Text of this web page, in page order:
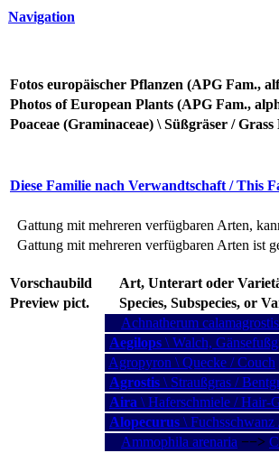
Navigation
Fotos europäischer Pflanzen (APG Fam.,
Photos of European Plants (APG Fam.,
Poaceae (Graminaceae) \ Süßgräser /
Diese Familie nach Verwandtschaft / This
Gattung mit mehreren verfügbaren Arten,
Gattung mit mehreren verfügbaren Arten ist
Vorschaubild Art, Unterart oder
Preview pict.
Species, Subspecies, or
Achnatherum calamagrostis
Aegilops \ Walch,
Agropyron \ Quecke / Couch
Agrostis \ Straußgras /
Aira \ Haferschmiele / Hair-
Alopecurus \ Fuchsschwanz
Ammophila arenaria −−>